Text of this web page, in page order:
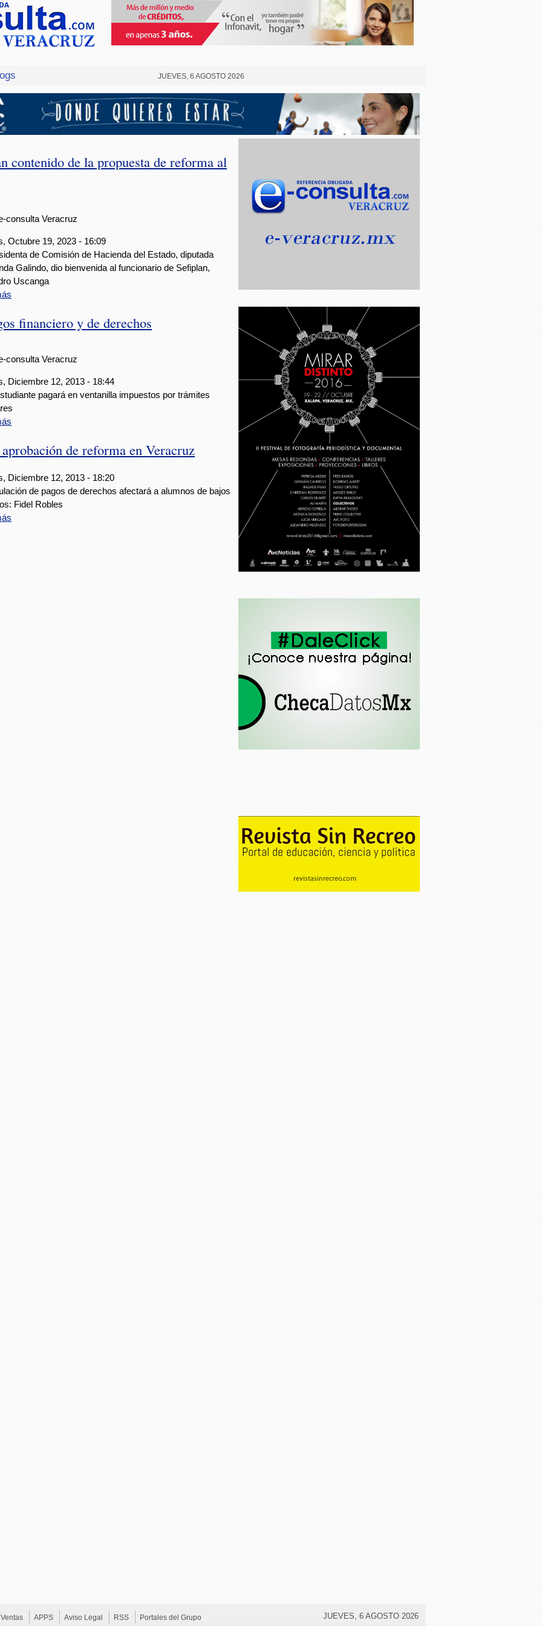
JUEVES, 6 AGOSTO 2026
contenido de la propuesta de reforma al
consulta Veracruz
Octubre 19, 2023 - 16:09
de Comisión de Hacienda del Estado, diputada
Galindo, dio bienvenida al funcionario de Sefiplan,
Uscanga
financiero y de derechos
consulta Veracruz
Diciembre 12, 2013 - 18:44
pagará en ventanilla impuestos por trámites
de reforma en Veracruz
Diciembre 12, 2013 - 18:20
de pagos de derechos afectará a alumnos de bajos
Fidel Robles
Ventas APPS Aviso Legal RSS Portales del Grupo JUEVES, 6 AGOSTO 2026